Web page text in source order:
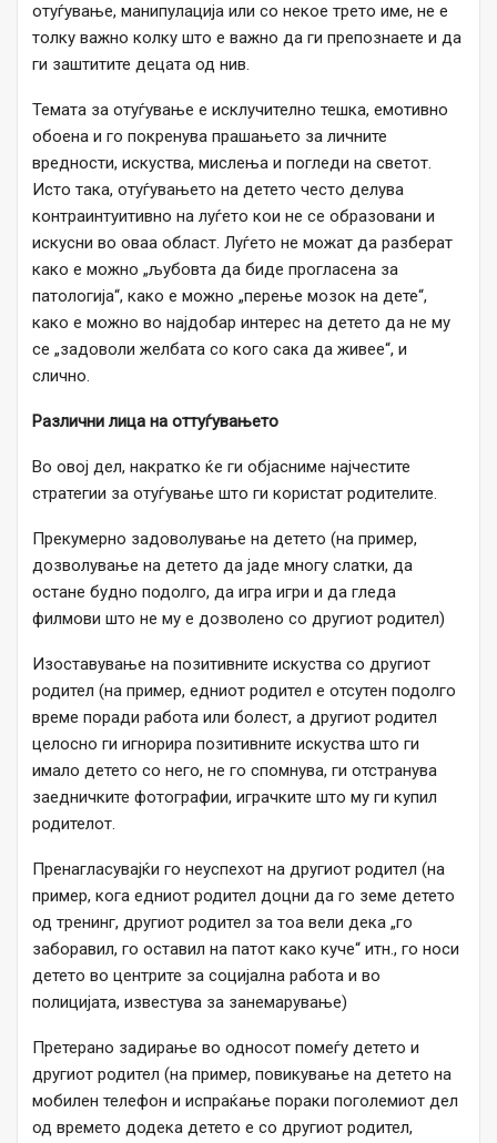
отуѓување, манипулација или со некое трето име, не е
толку важно колку што е важно да ги препознаете и да
ги заштитите децата од нив.
Темата за отуѓување е исклучително тешка, емотивно
обоена и го покренува прашањето за личните
вредности, искуства, мислења и погледи на светот.
Исто така, отуѓувањето на детето често делува
контраинтуитивно на луѓето кои не се образовани и
искусни во оваа област. Луѓето не можат да разберат
како е можно „љубовта да биде прогласена за
патологија“, како е можно „перење мозок на дете“,
како е можно во најдобар интерес на детето да не му
се „задоволи желбата со кого сака да живее“, и
слично.
Различни лица на оттуѓувањето
Во овој дел, накратко ќе ги објасниме најчестите
стратегии за отуѓување што ги користат родителите.
Прекумерно задоволување на детето (на пример,
дозволување на детето да јаде многу слатки, да
остане будно подолго, да игра игри и да гледа
филмови што не му е дозволено со другиот родител)
Изоставување на позитивните искуства со другиот
родител (на пример, едниот родител е отсутен подолго
време поради работа или болест, а другиот родител
целосно ги игнорира позитивните искуства што ги
имало детето со него, не го спомнува, ги отстранува
заедничките фотографии, играчките што му ги купил
родителот.
Пренагласувајќи го неуспехот на другиот родител (на
пример, кога едниот родител доцни да го земе детето
од тренинг, другиот родител за тоа вели дека „го
заборавил, го оставил на патот како куче“ итн., го носи
детето во центрите за социјална работа и во
полицијата, известува за занемарување)
Претерано задирање во односот помеѓу детето и
другиот родител (на пример, повикување на детето на
мобилен телефон и испраќање пораки поголемиот дел
од времето додека детето е со другиот родител,